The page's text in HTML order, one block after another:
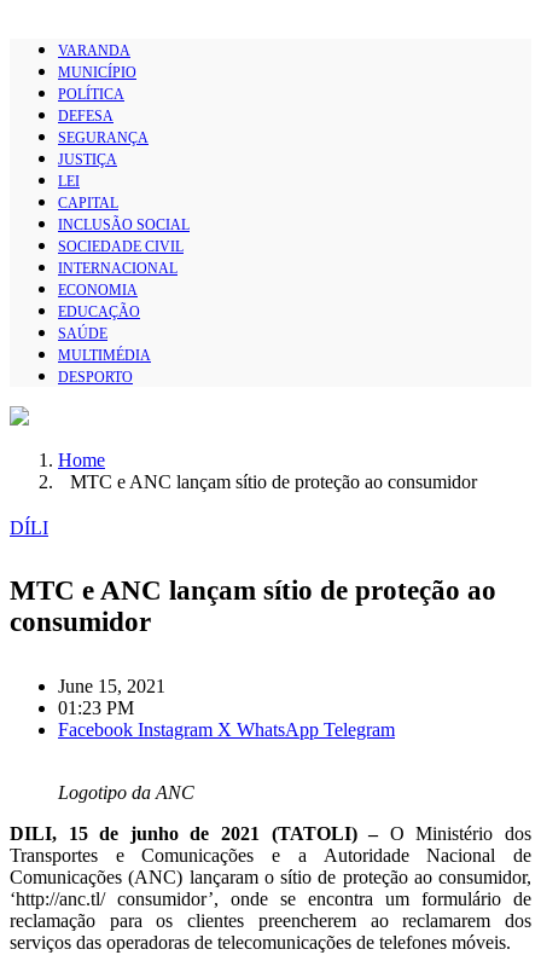
VARANDA
MUNICÍPIO
POLÍTICA
DEFESA
SEGURANÇA
JUSTIÇA
LEI
CAPITAL
INCLUSÃO SOCIAL
SOCIEDADE CIVIL
INTERNACIONAL
ECONOMIA
EDUCAÇÃO
SAÚDE
MULTIMÉDIA
DESPORTO
Home
MTC e ANC lançam sítio de proteção ao consumidor
DÍLI
MTC e ANC lançam sítio de proteção ao
consumidor
June 15, 2021
01:23 PM
Facebook Instagram X WhatsApp Telegram
Logotipo da ANC
DILI, 15 de junho de 2021 (TATOLI) –O Ministério dos
Transportes e Comunicações e a Autoridade Nacional de
Comunicações (ANC) lançaram o sítio de proteção ao consumidor,
‘http://anc.tl/ consumidor’, onde se encontra um formulário de
reclamação para os clientes preencherem ao reclamarem dos
serviços das operadoras de telecomunicações de telefones móveis.